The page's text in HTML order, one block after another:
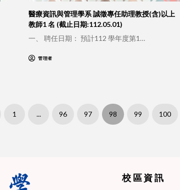
醫療資訊與管理學系 誠徵專任助理教授(含)以上
教師1 名 (截止日期:112.05.01)
一、 聘任日期： 預計112 學年度第1…
管理者
1 ... 96 97 98 99 100
校區資訊